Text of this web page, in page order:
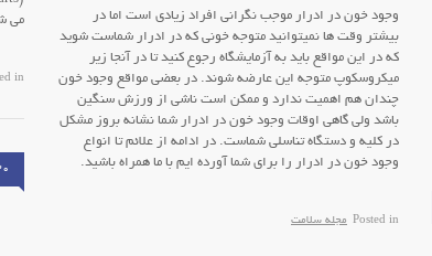
وجود خون در ادرار موجب نگرانی افراد زیادی است اما در
بیشتر وقت ها نمیتوانید متوجه خونی که در ادرار شماست شوید
که در این مواقع باید به آزمایشگاه رجوع کنید تا در آنجا زیر
میکروسکوپ متوجه این عارضه شوند. در بعضی مواقع وجود خون
چندان هم اهمیت ندارد و ممکن است ناشی از ورزش سنگین
باشد ولی گاهی اوقات وجود خون در ادرار شما نشانه بروز مشکل
در کلیه و دستگاه تناسلی شماست. در ادامه از علائم تا انواع
وجود خون در ادرار را برای شما آورده ایم با ما همراه باشید.
Posted in مجله سلامت
می
in
۳۰